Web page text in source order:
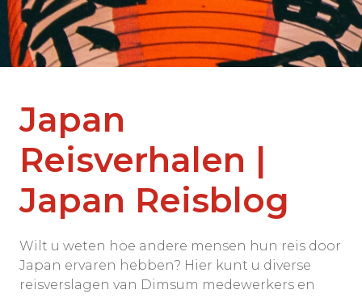
Japan
Reisverhalen |
Japan Reisblog
Wilt u weten hoe andere mensen hun reis door
Japan ervaren hebben? Hier kunt u diverse
reisverslagen van Dimsum medewerkers en